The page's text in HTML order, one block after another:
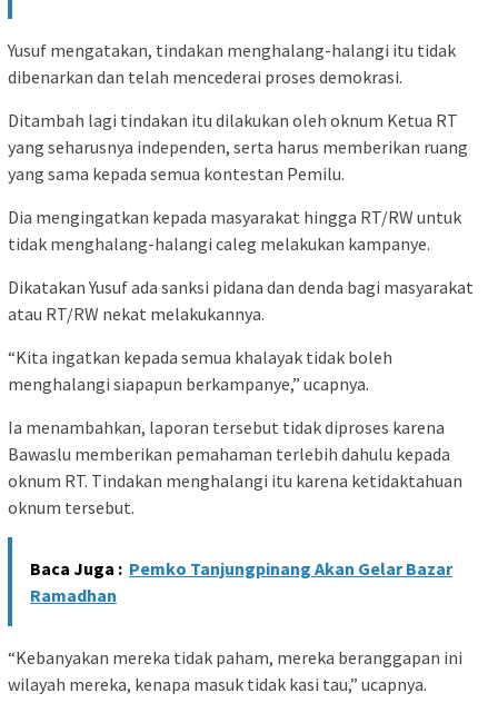
Yusuf mengatakan, tindakan menghalang-halangi itu tidak
dibenarkan dan telah mencederai proses demokrasi.
Ditambah lagi tindakan itu dilakukan oleh oknum Ketua RT
yang seharusnya independen, serta harus memberikan ruang
yang sama kepada semua kontestan Pemilu.
Dia mengingatkan kepada masyarakat hingga RT/RW untuk
tidak menghalang-halangi caleg melakukan kampanye.
Dikatakan Yusuf ada sanksi pidana dan denda bagi masyarakat
atau RT/RW nekat melakukannya.
“Kita ingatkan kepada semua khalayak tidak boleh
menghalangi siapapun berkampanye,” ucapnya.
Ia menambahkan, laporan tersebut tidak diproses karena
Bawaslu memberikan pemahaman terlebih dahulu kepada
oknum RT. Tindakan menghalangi itu karena ketidaktahuan
oknum tersebut.
Baca Juga : Pemko Tanjungpinang Akan Gelar Bazar
Ramadhan
“Kebanyakan mereka tidak paham, mereka beranggapan ini
wilayah mereka, kenapa masuk tidak kasi tau,” ucapnya.